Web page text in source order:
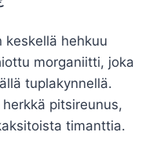
2.970,00€
keskellä hehkuu
morganiitti, joka
tuplakynnellä.
pitsireunus,
timanttia.